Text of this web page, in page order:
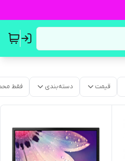
قیمت دسته‌بندی فقط